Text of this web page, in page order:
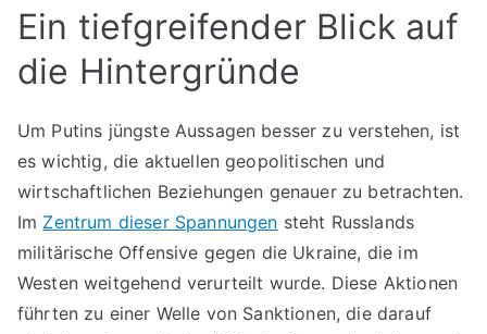
Ein tiefgreifender Blick auf
die Hintergründe
Um Putins jüngste Aussagen besser zu verstehen, ist
es wichtig, die aktuellen geopolitischen und
wirtschaftlichen Beziehungen genauer zu betrachten.
Im Zentrum dieser Spannungen steht Russlands
militärische Offensive gegen die Ukraine, die im
Westen weitgehend verurteilt wurde. Diese Aktionen
führten zu einer Welle von Sanktionen, die darauf